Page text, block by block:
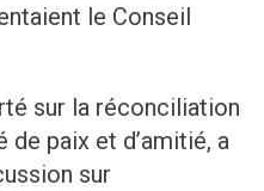
le Conseil
sur la réconciliation
paix et d’amitié, a
sur